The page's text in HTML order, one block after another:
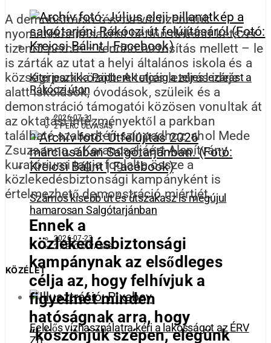
Kiterjesztik a Papberek utcáig a teljes lezárást a
Rákóczi úton
2026-07-31
2 PERC OLVASÁS
Számos kisebb út és útszakasz is megújul
hamarosan Salgótarjánban
2026-07-23
2 PERC OLVASÁS
KÖZÉLET
Felelős vízhasználatra kéri a lakosságot az ÉRV
A demonstráció résztvevői üzenetük
nyomatékosításaként hétfőn délelőtt kétszer
tizenöt percre – rendőri biztosítás mellett – le
is zárták az utat a helyi általános iskola és a
községi park között. A teljes lezárás ideje
alatt iskolások, óvodások, szüleik és a
demonstráció támogatói közösen vonultak át
az oktatási intézményektől a parkban
található szabadtéri színpadhoz, ahol Mede
Zsuzsanna, a Karancsaljáért Alapítvány
kuratóriumi tagja foglalta össze a
közlekedésbiztonsági kampányként is
értelmezhető demonstráció miértjét.
Ennek a
közlekedésbiztonsági
kampánynak az elsődleges
célja az, hogy felhívjuk a
figyelmét minden
hatóságnak arra, hogy
“köszönjük szépen, elegünk